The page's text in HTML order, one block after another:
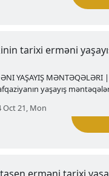
Şəkinin tarixi